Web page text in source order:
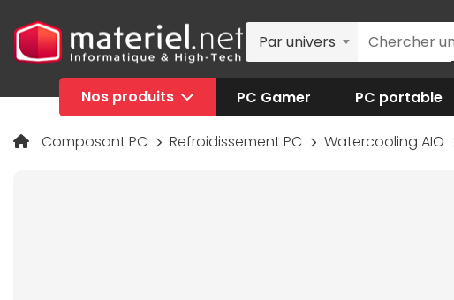
Par univers
Nos produits PC Gamer PC portable
Composant PC Refroidissement PC Watercooling AIO